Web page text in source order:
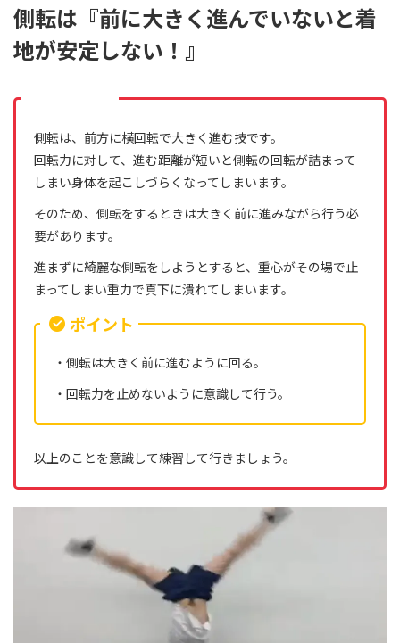
側転は『前に大きく進んでいないと着
地が安定しない！』
側転は、前方に横回転で大きく進む技です。
回転力に対して、進む距離が短いと側転の回転が詰まって
しまい身体を起こしづらくなってしまいます。
そのため、側転をするときは大きく前に進みながら行う必
要があります。
進まずに綺麗な側転をしようとすると、重心がその場で止
まってしまい重力で真下に潰れてしまいます。
ポイント
・側転は大きく前に進むように回る。
・回転力を止めないように意識して行う。
以上のことを意識して練習して行きましょう。